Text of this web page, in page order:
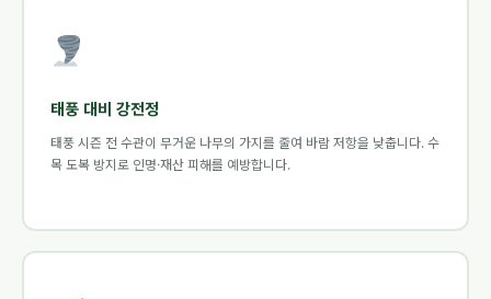
태풍 대비 강전정
태풍 시즌 전 수관이 무거운 나무의 가지를 줄여 바람 저항을 낮춥니다. 수
목 도복 방지로 인명·재산 피해를 예방합니다.